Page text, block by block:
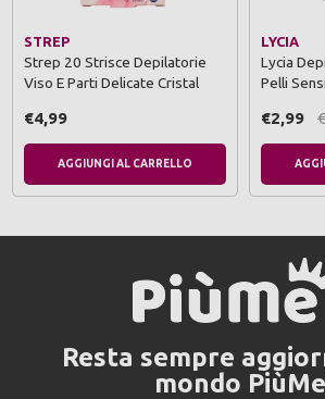
STREP
Strep 20 Strisce Depilatorie
Viso E Parti Delicate Cristal
€4,99
AGGIUNGI AL CARRELLO
LYCIA
Lycia
Pelli
€2,99
Resta sempre
mondo